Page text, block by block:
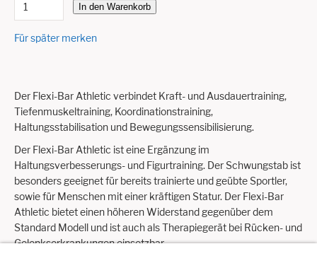
In den Warenkorb
Für später merken
Der Flexi-Bar Athletic verbindet Kraft- und Ausdauertraining,
Tiefenmuskeltraining, Koordinationstraining,
Haltungsstabilisation und Bewegungssensibilisierung.
Der Flexi-Bar Athletic ist eine Ergänzung im
Haltungsverbesserungs- und Figurtraining. Der Schwungstab ist
besonders geeignet für bereits trainierte und geübte Sportler,
sowie für Menschen mit einer kräftigen Statur. Der Flexi-Bar
Athletic bietet einen höheren Widerstand gegenüber dem
Standard Modell und ist auch als Therapiegerät bei Rücken- und
Gelenkserkrankungen einsetzbar.